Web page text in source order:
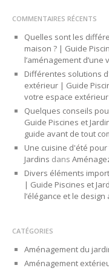
COMMENTAIRES RÉCENTS
Quelles sont les
maison ? | Guide
l’aménagement d’une
Différentes solutions
extérieur | Guide
votre espace extérieur
Quelques conseils
Guide Piscines et
guide avant de tout
Une cuisine d'été
Jardins dans
Divers éléments
| Guide Piscines et
l’élégance et le
CATÉGORIES
Aménagement du
Aménagement